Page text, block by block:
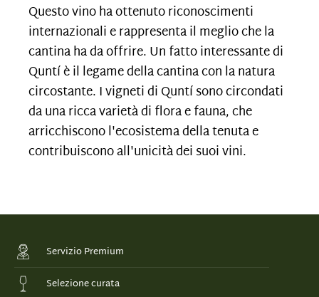
Questo vino ha ottenuto riconoscimenti
internazionali e rappresenta il meglio che la
cantina ha da offrire. Un fatto interessante di
Quntí è il legame della cantina con la natura
circostante. I vigneti di Quntí sono circondati
da una ricca varietà di flora e fauna, che
arricchiscono l'ecosistema della tenuta e
contribuiscono all'unicità deisuoi vini.
Servizio Premium
Selezione curata